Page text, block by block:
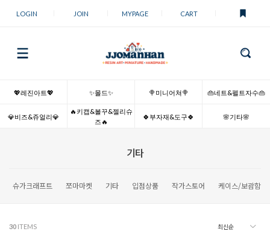
LOGIN JOIN MYPAGE CART
💖레진아트💖 ✨몰드✨ 🍭미니어쳐🍭 👜네트&펠트자수👜
💎비즈&쥬얼리💎
🔥키캡&볼꾸&젤리슈
즈🔥
🍀부자재&도구🍀 🌸기타🌸
기타
슈가크래프트 쪼마마켓 기타 입점상품 작가스토어 케이스/보괌함
30 ITEMS